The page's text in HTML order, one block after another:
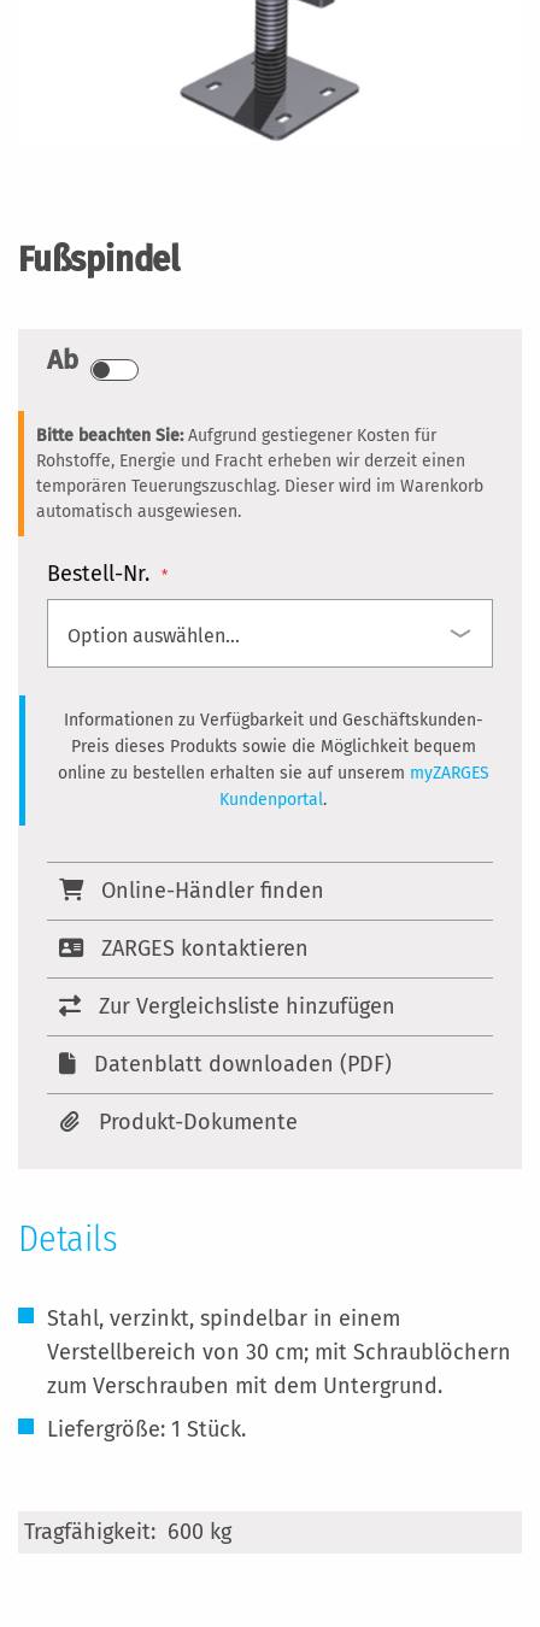
Fußspindel
Ab
Bitte beachten Sie:Aufgrund gestiegener Kosten für
Rohstoffe, Energie und Fracht erheben wir derzeit einen
temporären Teuerungszuschlag. Dieser wird im Warenkorb
automatisch ausgewiesen.
Bestell-Nr.
Informationen zu Verfügbarkeit und Geschäftskunden-
Preis dieses Produkts sowie die Möglichkeit bequem
online zu bestellen erhalten sie auf unserem myZARGES
Kundenportal.
Online-Händler finden
ZARGES kontaktieren
Zur Vergleichsliste hinzufügen
Datenblatt downloaden (PDF)
Produkt-Dokumente
Bildergalerie
springen
Details
Stahl, verzinkt, spindelbar in einem
Verstellbereich von 30 cm; mit Schraublöchern
zum Verschrauben mit dem Untergrund.
Liefergröße: 1 Stück.
Mehr
600 kg